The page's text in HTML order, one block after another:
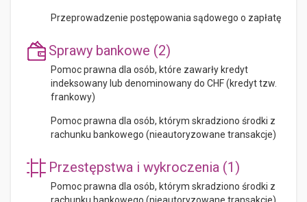
Przeprowadzenie postępowania sądowego o zapłatę
Sprawy bankowe (2)
Pomoc prawna dla osób, które zawarły kredyt
indeksowany lub denominowany do CHF (kredyt tzw.
frankowy)
Pomoc prawna dla osób, którym skradziono środki z
rachunku bankowego (nieautoryzowane transakcje)
Przestępstwa i wykroczenia (1)
Pomoc prawna dla osób, którym skradziono środki z
rachunku bankowego (nieautoryzowane transakcje)